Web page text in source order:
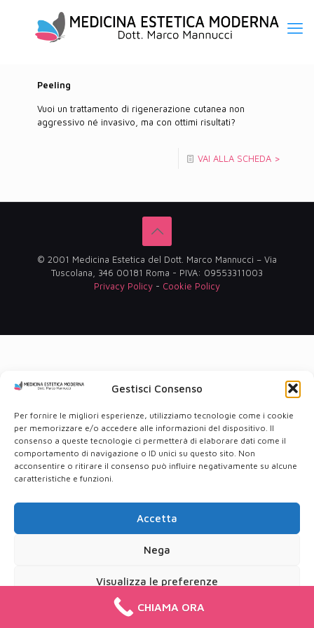
Gestisci Consenso
Per fornire le migliori esperienze, utilizziamo tecnologie come i cookie
per memorizzare e/o accedere alle informazioni del dispositivo. Il
consenso a queste tecnologie ci permetterà di elaborare dati come il
comportamento di navigazione o ID unici su questo sito. Non
acconsentire o ritirare il consenso può influire negativamente su alcune
caratteristiche e funzioni.
Accetta
Nega
Visualizza le preferenze
Cookie PolicyPrivacy Policy
Peeling
Vuoi un trattamento di rigenerazione cutanea non
aggressivo né invasivo, ma con ottimi risultati?
VAI ALLA SCHEDA >
© 2001 Medicina Estetica del Dott. Marco Mannucci – Via
Tuscolana, 346 00181 Roma - PIVA: 09553311003
Privacy Policy - Cookie Policy
CHIAMA ORA